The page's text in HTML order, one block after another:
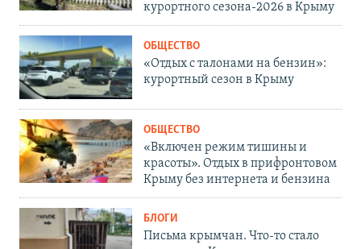
курортного сезона-2026 в Крыму
ОБЩЕСТВО
«Отдых с талонами на бензин»:
курортный сезон в Крыму
ОБЩЕСТВО
«Включен режим тишины и
красоты». Отдых в прифронтовом
Крыму без интернета и бензина
БЛОГИ
Письма крымчан. Что-то стало